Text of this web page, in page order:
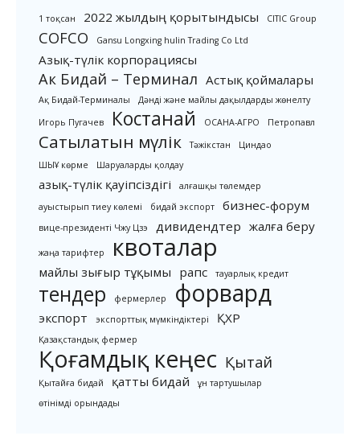
1 тоқсан 2022 жылдың қорытындысы CITIC Group
COFCO Gansu Longxing hulin Trading Co Ltd
Азық-түлік корпорациясы
Ак Бидай – Терминал Астық қоймалары
Ақ Бидай-Терминалы
Дәнді және майлы дақылдарды жөнелту
Игорь Пугачев
Костанай ОСАНА-АГРО Петропавл
Сатылатын мүлік Тәжікстан
Циндао
ШЫҰ көрме
Шаруаларды қолдау
азық-түлік қауіпсіздігі
алғашқы төлемдер
ауыстырып тиеу көлемі
бидай экспорт бизнес-форум
вице-президенті Чжу Цзэ дивидендтер жалға беру
жаңа тарифтер квоталар
майлы зығыр тұқымы рапс тауарлық кредит
тендер фермерлер форвард
экспорт экспорттық мүмкіндіктері ҚХР
Қазақстандық фермер
Қоғамдық кеңес Қытай
Қытайға бидай қатты бидай
ұн тартушылар
өтінімді орындады